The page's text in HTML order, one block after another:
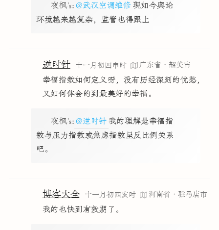
夜枫's: @武汉空调维修 现如今舆论
环境越来越复杂，监管也得跟上
逆时针 十一月初四申时
广东省·韶关市
幸福指数如何定义呀，没有历经深刻的忧愁，
又如何体会的到最美好的幸福。
夜枫's: @逆时针 我的理解是幸福指
数与压力指数或焦虑指数呈反比例关系
吧。
博客大全 十一月初四亥时
河南省·驻马店市
我的也快到有效期了。